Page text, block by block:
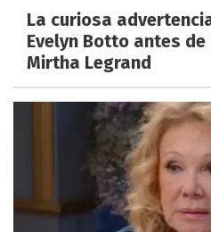
La curiosa
Evelyn Botto antes
Mirtha Legrand